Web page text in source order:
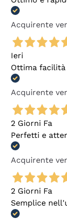
Acquirente
Ieri
Ottima facilità
Acquirente
2 Giorni Fa
Perfetti e
Acquirente
2 Giorni Fa
Semplice